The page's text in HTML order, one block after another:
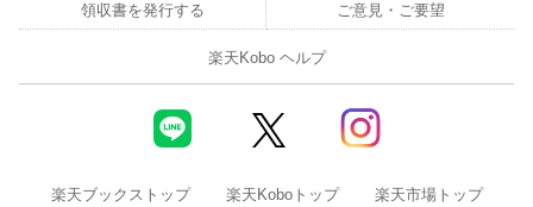
領収書を発行する ご意見・ご要望
楽天Kobo ヘルプ
楽天ブックストップ 楽天Koboトップ 楽天市場トップ